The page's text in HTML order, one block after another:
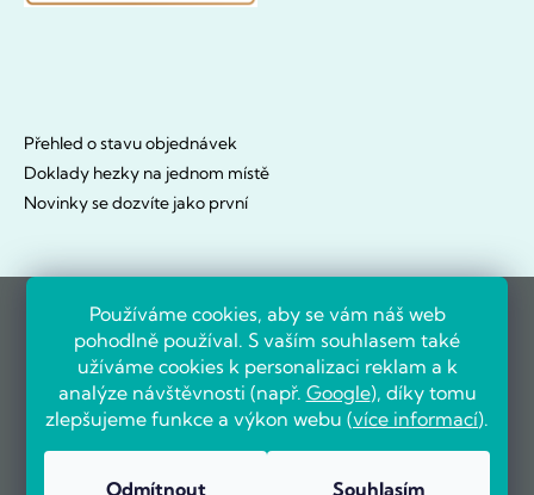
Používáme cookies, aby se vám náš web
pohodlně používal. S vaším souhlasem také
užíváme cookies k personalizaci reklam a k
analýze návštěvnosti (např. Google), díky tomu
zlepšujeme funkce a výkon webu (více informací).
Odmítnout Souhlasím
Přehled o stavu objednávek
Doklady hezky na jednom místě
Novinky se dozvíte jako první